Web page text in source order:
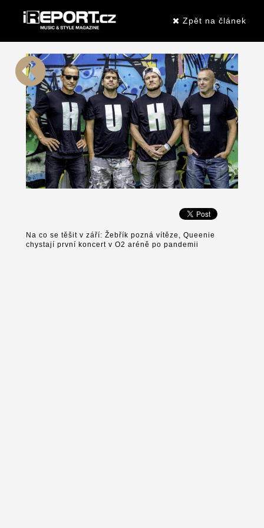
Zpět na článek
Na co se těšit v září: Žebřík pozná vítěze, Queenie
chystají první koncert v O2 aréně po pandemii